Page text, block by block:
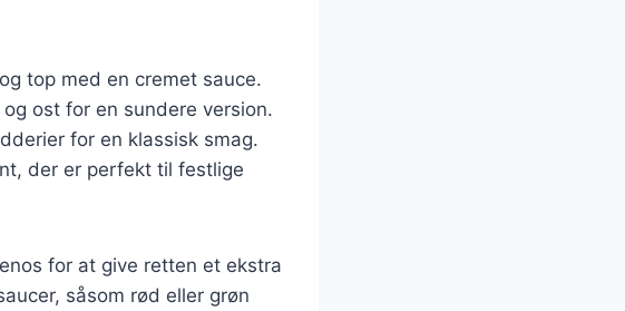
top med en cremet sauce.
ost for en sundere version.
for en klassisk smag.
der er perfekt til festlige
for at give retten et ekstra
såsom rød eller grøn